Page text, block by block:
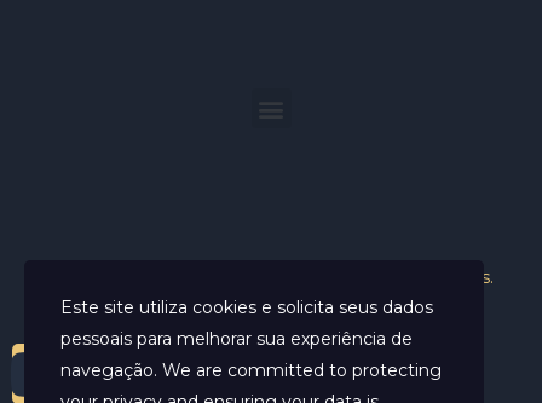
Helder Neves. © 2024. Todos os direitos reservados.
Este site utiliza cookies e solicita seus dados
pessoais para melhorar sua experiência de
navegação. We are committed to protecting